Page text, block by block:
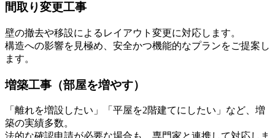
間取り変更工事
壁の撤去や移設によるレイアウト変更に対応します。
構造への影響を見極め、安全かつ機能的なプランをご提案し
ます。
増築工事（部屋を増やす）
「離れを増設したい」「平屋を2階建てにしたい」など、増
築の実績多数。